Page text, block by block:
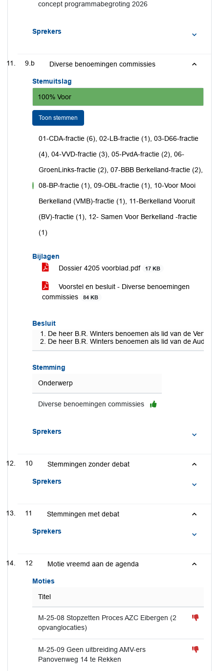
concept programmabegroting 2026
Sprekers
9.b Diverse benoemingen commissies
Stemuitslag
100% Voor
Toon stemmen
01-CDA-fractie (6), 02-LB-fractie (1), 03-D66-fractie
(4), 04-VVD-fractie (3), 05-PvdA-fractie (2), 06-
GroenLinks-fractie (2), 07-BBB Berkelland-fractie (2),
08-BP-fractie (1), 09-OBL-fractie (1), 10-Voor Mooi
Berkelland (VMB)-fractie (1), 11-Berkelland Vooruit
(BV)-fractie (1), 12- Samen Voor Berkelland -fractie
(1)
Bijlagen
Dossier 4205 voorblad.pdf
17 KB
Voorstel en besluit - Diverse benoemingen
commissies
84 KB
Besluit
De heer B.R. Winters benoemen als lid van de
De heer B.R. Winters benoemen als lid van de
Stemming
Onderwerp
Diverse benoemingen commissies
Sprekers
10 Stemmingen zonder debat
Sprekers
11 Stemmingen met debat
Sprekers
12 Motie vreemd aan de agenda
Moties
Titel
M-25-08 Stopzetten Proces AZC Eibergen (2
opvanglocaties)
M-25-09 Geen uitbreiding AMV-ers
Panovenweg 14 te Rekken